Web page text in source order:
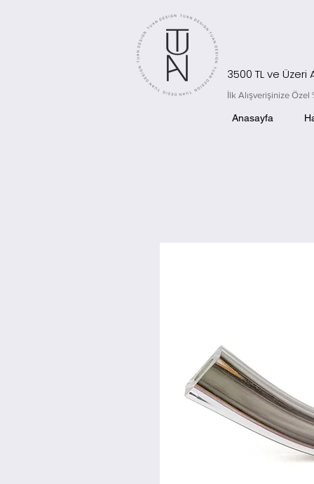
3500 TL ve Üzeri
Anasayfa
İlk Alışverişinize